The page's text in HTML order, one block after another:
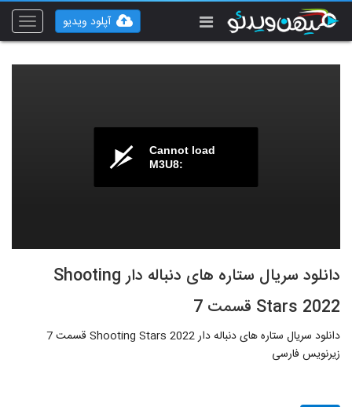
Toggle
آپلود ویدیو
Cannot load
M3U8:
دانلود سریال ستاره های دنباله دار Shooting
Stars 2022 قسمت 7
دانلود سریال ستاره های دنباله دار Shooting Stars 2022 قسمت 7
زیرنویس فارسی